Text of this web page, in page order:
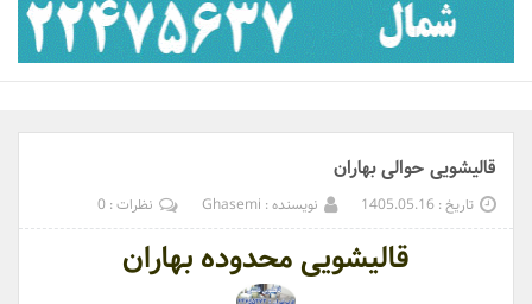
قالیشویی حوالی بهاران
تاریخ : 1405.05.16 نویسنده : Ghasemi نظرات : 0
قالیشویی محدوده بهاران